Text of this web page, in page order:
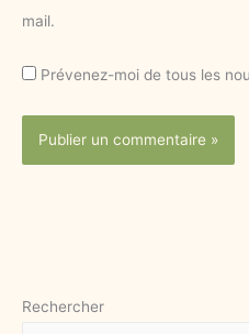
mail.
Prévenez-moi de tous les
Rechercher